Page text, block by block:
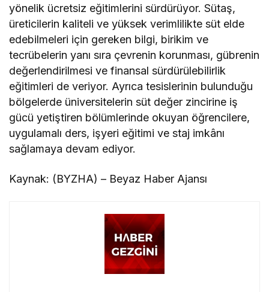
yönelik ücretsiz eğitimlerini sürdürüyor. Sütaş,
üreticilerin kaliteli ve yüksek verimlilikte süt elde
edebilmeleri için gereken bilgi, birikim ve
tecrübelerin yanı sıra çevrenin korunması, gübrenin
değerlendirilmesi ve finansal sürdürülebilirlik
eğitimleri de veriyor. Ayrıca tesislerinin bulunduğu
bölgelerde üniversitelerin süt değer zincirine iş
gücü yetiştiren bölümlerinde okuyan öğrencilere,
uygulamalı ders, işyeri eğitimi ve staj imkânı
sağlamaya devam ediyor.
Kaynak: (BYZHA) – Beyaz Haber Ajansı